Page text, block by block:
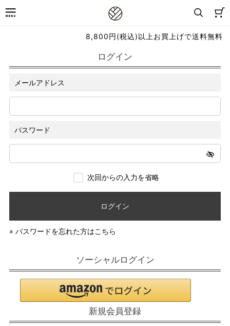
8,800円(税込)以上お買上げで送料無料
ログイン
メールアドレス
パスワード
次回からの入力を省略
ログイン
» パスワードを忘れた方はこちら
ソーシャルログイン
新規会員登録